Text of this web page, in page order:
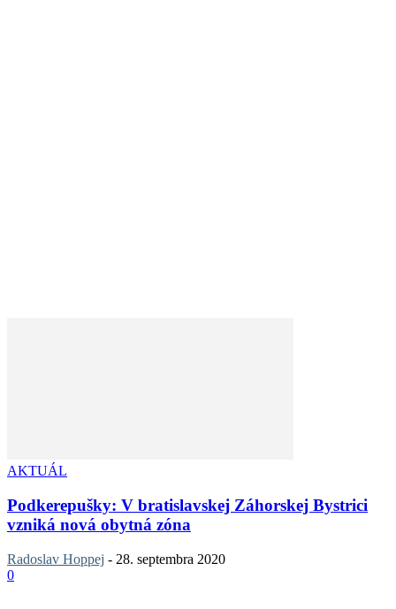
AKTUÁL
Podkerepušky: V bratislavskej Záhorskej Bystrici
vzniká nová obytná zóna
Radoslav Hoppej - 28. septembra 2020
0